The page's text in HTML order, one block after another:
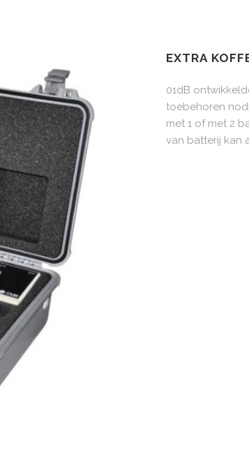
EXTRA
01dB
toebehoren
met 1 of met 2
van batterij kan